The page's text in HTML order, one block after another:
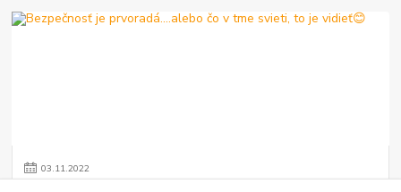
03.11.2022